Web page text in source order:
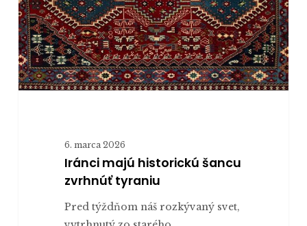
tyraniu
6. marca 2026
Iránci majú historickú šancu
zvrhnúť tyraniu
Pred týždňom náš rozkývaný svet,